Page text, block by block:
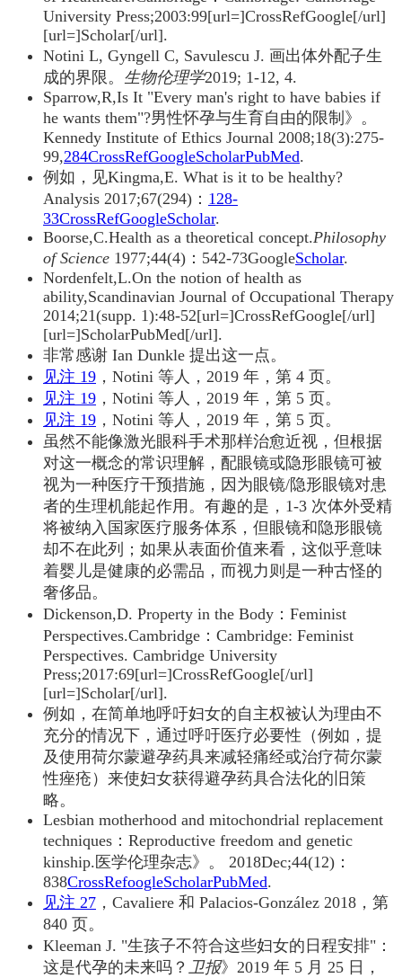
University Press;2003:99[url=]CrossRefGoogle[/url]
[url=]Scholar[/url].
Notini L, Gyngell C, Savulescu J. 画出体外配子生
成的界限。 生物伦理学2019; 1-12, 4.
Sparrow,R,Is It "Every man's right to have babies if
he wants them"?男性怀孕与生育自由的限制》。
Kennedy Institute of Ethics Journal 2008;18(3):275-
99,284CrossRefGoogleScholarPubMed.
例如，见Kingma,E. What is it to be healthy?
Analysis 2017;67(294)： 128-
33CrossRefGoogleScholar.
Boorse,C.Health as a theoretical concept.Philosophy
of Science 1977;44(4)：542-73GoogleScholar.
Nordenfelt,L.On the notion of health as
ability,Scandinavian Journal of Occupational Therapy
2014;21(supp. 1):48-52[url=]CrossRefGoogle[/url]
[url=]ScholarPubMed[/url].
非常感谢 Ian Dunkle 提出这一点。
见注 19 ，Notini 等人，2019 年，第 4 页。
见注 19 ，Notini 等人，2019 年，第 5 页。
见注 19 ，Notini 等人，2019 年，第 5 页。
虽然不能像激光眼科手术那样治愈近视，但根据
对这一概念的常识理解，配眼镜或隐形眼镜可被
视为一种医疗干预措施，因为眼镜/隐形眼镜对患
者的生理机能起作用。有趣的是，1-3 次体外受精
将被纳入国家医疗服务体系，但眼镜和隐形眼镜
却不在此列；如果从表面价值来看，这似乎意味
着婴儿是健康的必需品，而视力则是一种古怪的
奢侈品。
Dickenson,D. Property in the Body：Feminist
Perspectives.Cambridge：Cambridge: Feminist
Perspectives. Cambridge University
Press;2017:69[url=]CrossRefGoogle[/url]
[url=]Scholar[/url].
例如，在简单地呼吁妇女的自主权被认为理由不
充分的情况下，通过呼吁医疗必要性（例如，提
及使用荷尔蒙避孕药具来减轻痛经或治疗荷尔蒙
性痤疮）来使妇女获得避孕药具合法化的旧策
略。
Lesbian motherhood and mitochondrial replacement
techniques：Reproductive freedom and genetic
kinship.医学伦理杂志》。 2018Dec;44(12)：
838CrossRefoogleScholarPubMed.
见注 27 ，Cavaliere 和 Palacios-González 2018，第
840 页。
Kleeman J. "生孩子不符合这些妇女的日程安排"：
这是代孕的未来吗？ 卫报》2019 年 5 月 25 日，